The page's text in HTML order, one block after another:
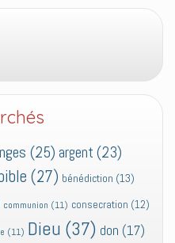
(25) argent (23)
(27) bénédiction (13)
communion (11) consecration (12)
(11) Dieu (37) don (17)